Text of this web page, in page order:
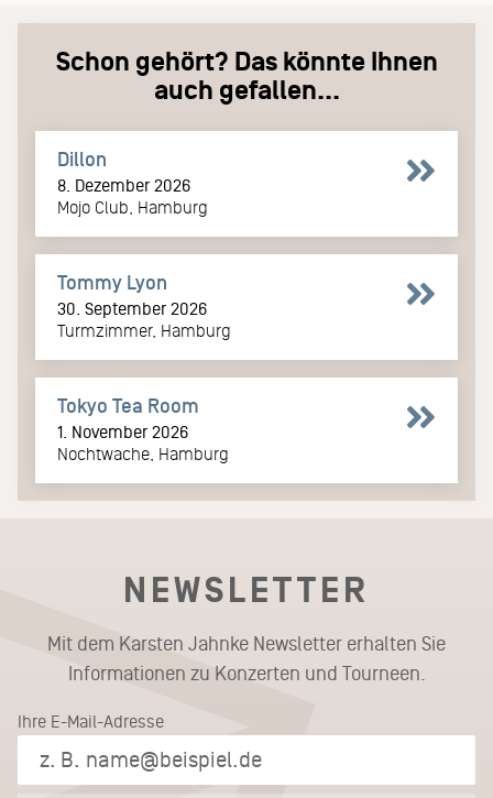
Schon gehört? Das könnte Ihnen
auch gefallen...
Dillon
8. Dezember 2026
Mojo Club, Hamburg
Tommy Lyon
30. September 2026
Turmzimmer, Hamburg
Tokyo Tea Room
1. November 2026
Nochtwache, Hamburg
NEWSLETTER
Mit dem Karsten Jahnke Newsletter erhalten Sie
Informationen zu Konzerten und Tourneen.
Ihre E-Mail-Adresse